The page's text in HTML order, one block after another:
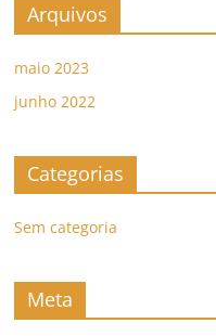
Arquivos
maio 2023
junho 2022
Categorias
Sem categoria
Meta